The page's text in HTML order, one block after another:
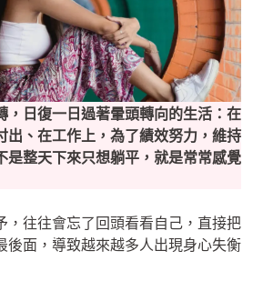
，日復一日過著暈頭轉向的生活：在
出、在工作上，為了績效努力，維持
是整天下來只想躺平，就是常常感覺
，往往會忘了回頭看看自己，直接把
後面，導致越來越多人出現身心失衡